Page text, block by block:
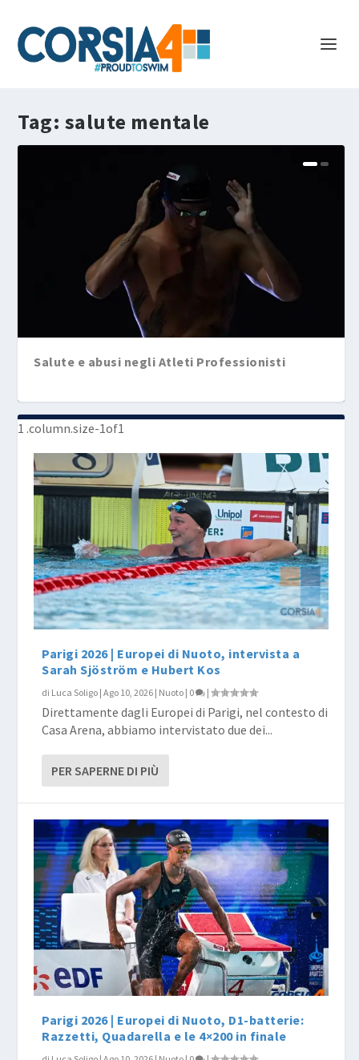
Tag: salute mentale
Salute e abusi negli Atleti Professionisti
Caeleb Dressel ha vinto e noi non ce ne siamo
nemm...
Parigi 2026 | Europei di Nuoto, intervista a
Sarah Sjöström e Hubert Kos
di Luca Soligo |Ago 10, 2026 | Nuoto | 0 |
Direttamente dagli Europei di Parigi, nel contesto di
Casa Arena, abbiamo intervistato due dei...
PER SAPERNE DI PIÙ
Parigi 2026 | Europei di Nuoto, D1-batterie:
Razzetti, Quadarella e le 4×200 in finale